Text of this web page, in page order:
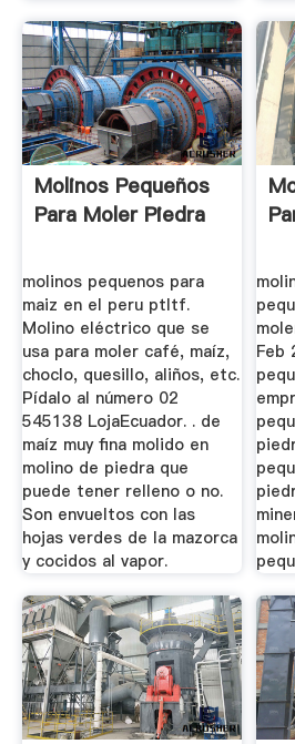
Molinos Pequeños
Para Moler Piedra
molinos pequenos para
maiz en el peru ptltf.
Molino eléctrico que se
usa para moler café, maíz,
choclo, quesillo, aliños, etc.
Pídalo al número 02
545138 LojaEcuador. . de
maíz muy fina molido en
molino de piedra que
puede tener relleno o no.
Son envueltos con las
hojas verdes de la mazorca
y cocidos al vapor.
Feb